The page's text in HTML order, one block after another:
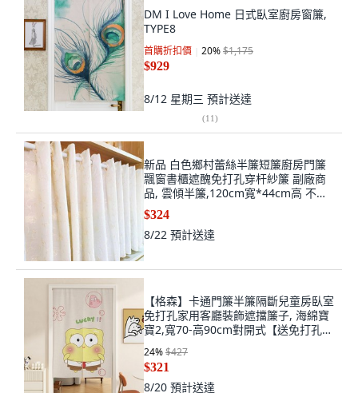
DM I Love Home 日式臥室廚房窗簾,
TYPE8
首購折扣價 20%$1,175
$929
8/12 星期三 預計送達
(11)
新品 白色鄉村蕾絲半簾短簾廚房門簾
飄窗書櫃遮醜免打孔穿杆紗簾 副廠商
品, 雲傾半簾,120cm寬*44cm高 不送
伸縮杆, 白色
$324
8/22 預計送達
【格森】卡通門簾半簾隔斷兒童房臥室
免打孔家用客廳裝飾遮擋簾子, 海綿寶
寶2,寬70-高90cm對開式【送免打孔伸
24%$427
$321
8/20 預計送達